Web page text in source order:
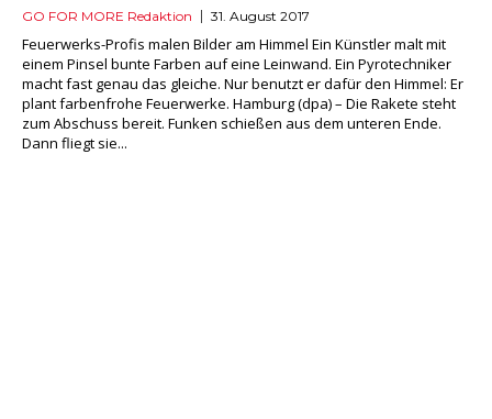
GO FOR MORE Redaktion 31. August 2017
Feuerwerks-Profis malen Bilder am Himmel Ein Künstler malt mit
einem Pinsel bunte Farben auf eine Leinwand. Ein Pyrotechniker
macht fast genau das gleiche. Nur benutzt er dafür den Himmel: Er
plant farbenfrohe Feuerwerke. Hamburg (dpa) – Die Rakete steht
zum Abschuss bereit. Funken schießen aus dem unteren Ende.
Dann fliegt sie...